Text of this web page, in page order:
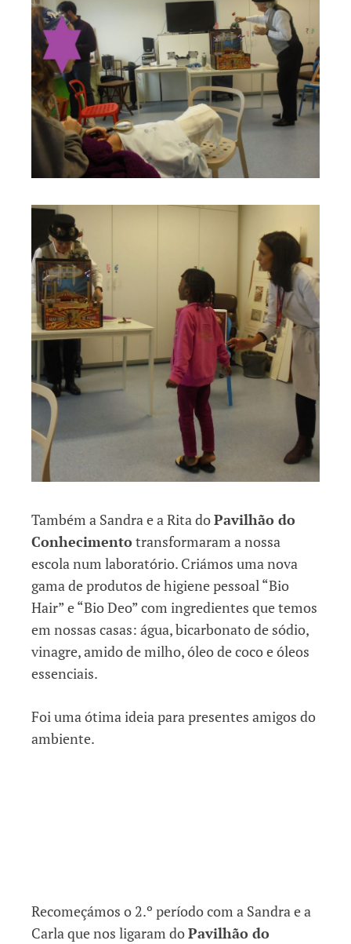
Também a Sandra e a Rita doPavilhão do
Conhecimento transformaram a nossa
escola num laboratório. Criámos uma nova
gama de produtos de higiene pessoal “Bio
Hair” e “Bio Deo” com ingredientes que temos
em nossas casas: água, bicarbonato de sódio,
vinagre, amido de milho, óleo de coco e óleos
essenciais.
Foi uma ótima ideia para presentes amigos do
ambiente.
Recomeçámos o 2.º período com a Sandra e a
Carla que nos ligaram doPavilhão do